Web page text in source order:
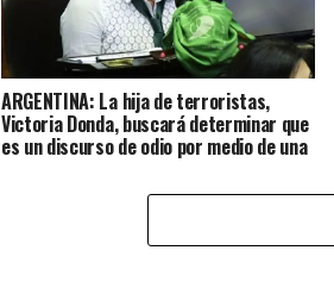
ARGENTINA: La hija de terroristas,
Victoria Donda, buscará determinar que
es un discurso de odio por medio de una